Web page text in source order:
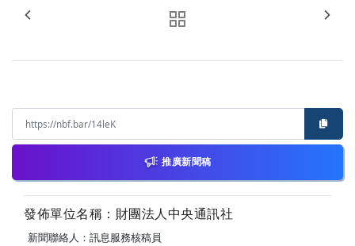
推廣新聞稿
發佈單位名稱：財團法人中央通訊社
新聞聯絡人：訊息服務核稿員